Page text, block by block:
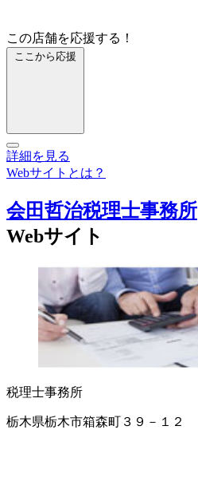
この店舗を応援する！
ここから応援
詳細を見る
Webサイトとは？
会田哲治税理士事務所
Webサイト
税理士事務所
栃木県栃木市箱森町３９－１２